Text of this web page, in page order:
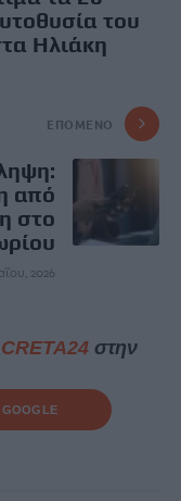
του
Ηλιάκη
ΕΠΌΜΕΝΟ
από
στο
2026
CRETA24στην